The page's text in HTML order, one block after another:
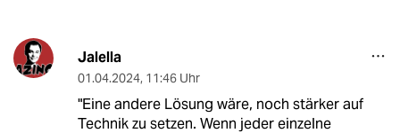
Jalella
01.04.2024, 11:46 Uhr
"Eine andere Lösung wäre, noch stärker auf
Technik zu setzen. Wenn jeder einzelne